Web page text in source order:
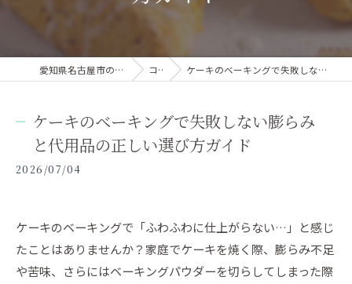
愛知県名古屋市のケーキならatelier yomi コラム ケーキのベーキングで失敗しない膨らみと代用品の正しい選び方ガイド
ケーキのベーキングで失敗しない膨らみ
と代用品の正しい選び方ガイド
2026/07/04
ケーキのベーキングで「ふわふわに仕上がらない…」と感じ
たことはありませんか？家庭でケーキを焼く際、膨らみ不足
や苦味、さらにはベーキングパウダーを切らしてしまった際